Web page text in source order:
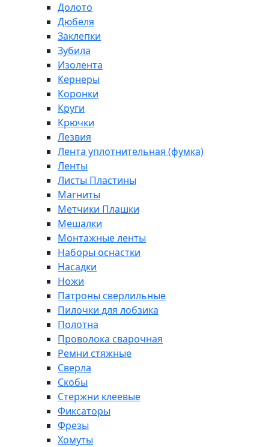
Долото
Дюбеля
Заклепки
Зубила
Изолента
Кернеры
Коронки
Круги
Крючки
Лезвия
Лента уплотнительная (фумка)
Ленты
Листы Пластины
Магниты
Метчики Плашки
Мешалки
Монтажные ленты
Наборы оснастки
Насадки
Ножи
Патроны сверлильные
Пилочки для лобзика
Полотна
Проволока сварочная
Ремни стяжные
Сверла
Скобы
Стержни клеевые
Фиксаторы
Фрезы
Хомуты